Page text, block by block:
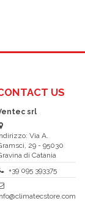
US
srl
Via A.
29 - 95030
di Catania
+39 095 393375